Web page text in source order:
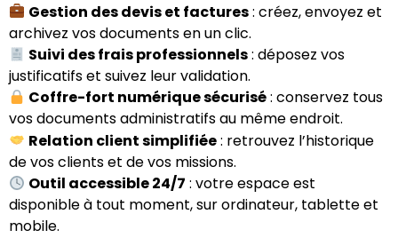
Gestion des devis et factures: créez, envoyez et
archivez vos documents en un clic.
Suivi des frais professionnels: déposez vos
justificatifs et suivez leur validation.
Coffre-fort numérique sécurisé: conservez tous
vos documents administratifs au même endroit.
Relation client simplifiée: retrouvez l’historique
de vos clients et de vos missions.
Outil accessible 24/7 : votre espace est
disponible à tout moment, sur ordinateur, tablette et
mobile.